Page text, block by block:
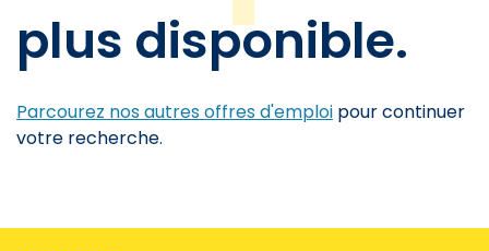
plus disponible.
Parcourez nos autres offres d'emploi pour continuer
votre recherche.